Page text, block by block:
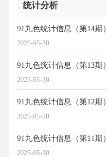
统计分析
2025-05-30
91九色统计信息（第14期）
2025-05-30
91九色统计信息（第13期）
2025-05-30
91九色统计信息（第12期）
2025-05-30
91九色统计信息（第11期）